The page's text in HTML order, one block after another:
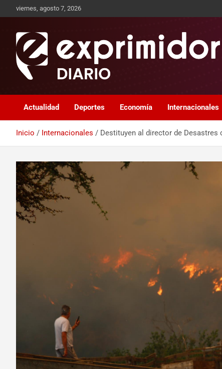
viernes, agosto 7, 2026
Exprimidor media
Actualidad Deportes Economía Internacionales
Inicio Internacionales Destituyen al director de Desastres